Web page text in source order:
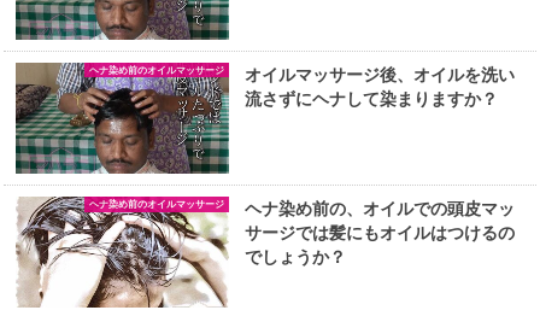
ヘナ染め前のオイルマッサージ
オイルマッサージ後、オイルを洗い
流さずにヘナして染まりますか？
ヘナ染め前のオイルマッサージ
ヘナ染め前の、オイルでの頭皮マッ
サージでは髪にもオイルはつけるの
でしょうか？